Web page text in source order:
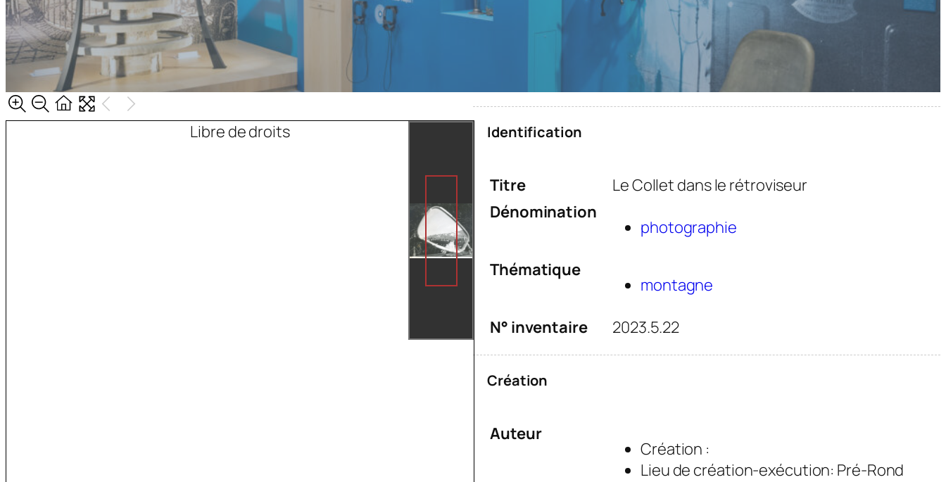
Libre de droits Identification
Titre
Le Collet dans le rétroviseur
Dénomination
photographie
Thématique
montagne
N° inventaire
2023.5.22
Création
Auteur
Création :
Lieu de création-exécution: Pré-Rond